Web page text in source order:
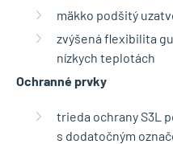
mäkko podšitý
zvýšená flexibilita
nízkych teplotách
Ochranné prvky
trieda ochrany S3L
s dodatočným